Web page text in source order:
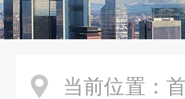
当前位置：